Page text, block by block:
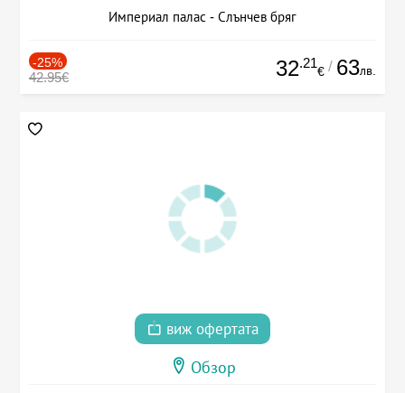
Империал палас - Слънчев бряг
-25%
42.95€ 32.21
€ / 63лв.
виж офертата
Обзор